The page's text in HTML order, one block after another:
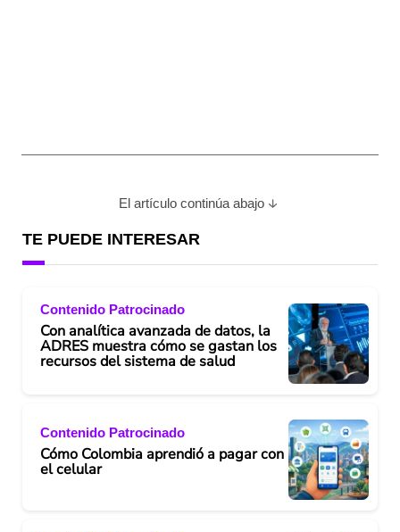
El artículo continúa abajo
TE PUEDE INTERESAR
Contenido Patrocinado
Con analítica avanzada de datos, la
ADRES muestra cómo se gastan los
recursos del sistema de salud
Contenido Patrocinado
Cómo Colombia aprendió a pagar con
el celular